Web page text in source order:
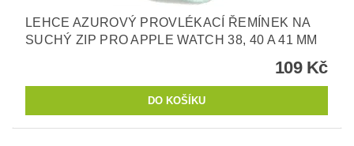
LEHCE AZUROVÝ PROVLÉKACÍ ŘEMÍNEK NA
SUCHÝ ZIP PRO APPLE WATCH 38, 40 A 41 MM
109 Kč